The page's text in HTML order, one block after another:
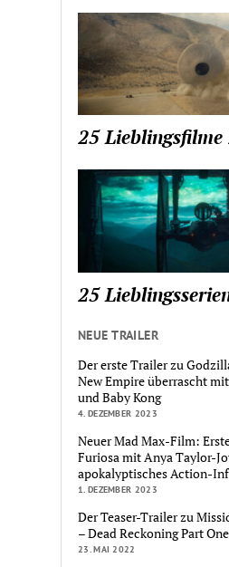
25 Lieblingsfilme
25
NEUE TRAILER
Der erste Trailer zu
New Empire überrascht
und Baby Kong
4. DEZEMBER 2023
Neuer Mad Max-Film:
Furiosa mit Anya Taylor-
apokalyptisches Action-
1. DEZEMBER 2023
Der Teaser-Trailer zu
– Dead Reckoning Part
23. MAI 2022